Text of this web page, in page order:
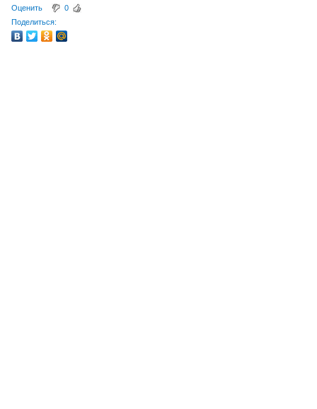
Оценить
0
Поделиться: